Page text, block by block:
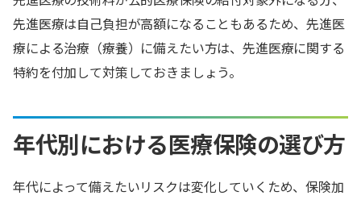
先進医療は自己負担が高額になることもあるため、先進医
療による治療（療養）に備えたい方は、先進医療に関する
特約を付加して対策しておきましょう。
年代別における医療保険の選び方
年代によって備えたいリスクは変化していくため、保険加